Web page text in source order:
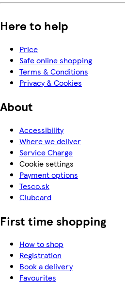
Here to help
Price
Safe online shopping
Terms & Conditions
Privacy & Cookies
About
Accessibility
Where we deliver
Service Charge
Cookie settings
Payment options
Tesco.sk
Clubcard
First time shopping
How to shop
Registration
Book a delivery
Favourites